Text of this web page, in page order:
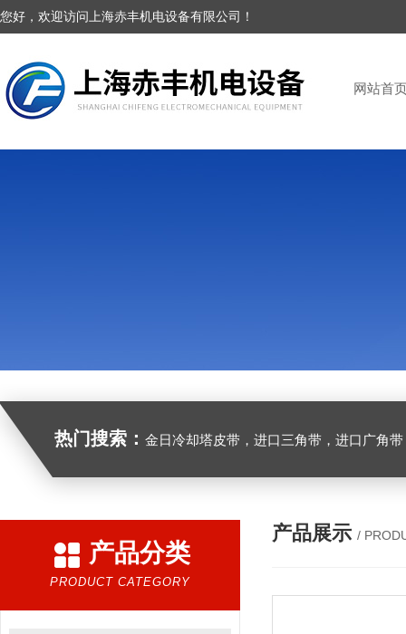
您好，欢迎访问上海赤丰机电设备有限公司！
网站首
热门搜索： 金日冷却塔皮带，进口三角带，进口广角带，进口同步带，进口空压机皮
产品分类
PRODUCT CATEGORY
产品展示 /